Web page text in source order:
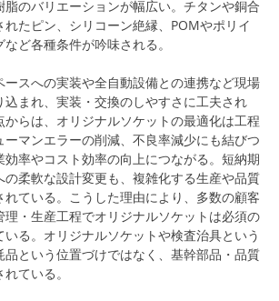
脂のバリエーションが幅広い。チタンや銅合
たピン、シリコーン絶縁、POMやポリイ
ど各種条件が吟味される。
ースへの実装や全自動設備との連携など現場
込まれ、実装・交換のしやすさに工夫され
からは、オリジナルソケットの最適化は工程
マンエラーの削減、不良率減少にも結びつ
効率やコスト効率の向上につながる。短納期
の柔軟な設計変更も、複雑化する生産や品質
ている。こうした理由により、多数の顧客
理・生産工程でオリジナルソケットは必須の
る。オリジナルソケットや検査治具という
品という位置づけではなく、基幹部品・品質
ている。